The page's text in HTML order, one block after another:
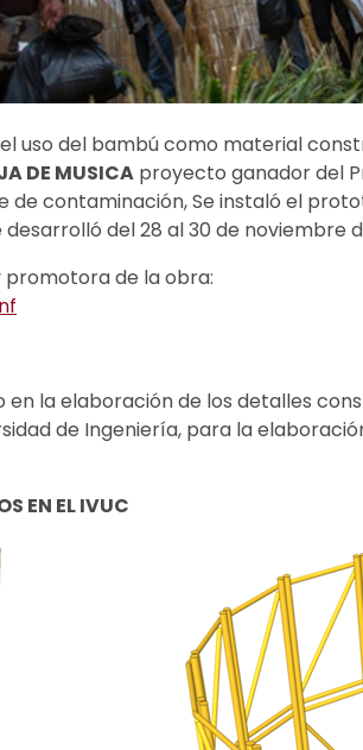
uso del bambú como material
DE MUSICA proyecto ganador del
contaminación, Se instaló el
desarrolló del 28 al 30 de noviembre
promotora de la obra:
en la elaboración de los detalles
de Ingeniería, para la
EN EL IVUC